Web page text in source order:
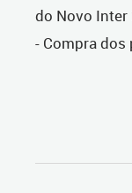
do Novo Inter
- Compra